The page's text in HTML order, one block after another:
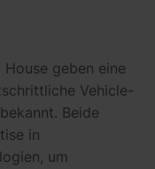
geben eine
Vehicle-
Beide
in
um